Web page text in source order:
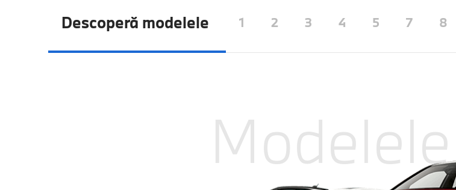
Descoperă modelele 1 2 3 4 5 7 8